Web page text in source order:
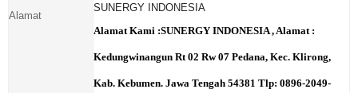
Alamat
SUNERGY INDONESIA
Alamat Kami :SUNERGY INDONESIA , Alamat :
Kedungwinangun Rt 02 Rw 07 Pedana, Kec. Klirong,
Kab. Kebumen. Jawa Tengah 54381 Tlp: 0896-2049-